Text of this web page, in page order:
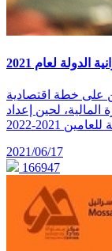
لعام 2021
على خطة اقتصادية
لحين إعداد
2021/06/17
166947